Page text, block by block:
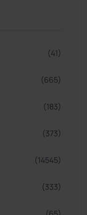
(41)
(665)
(183)
(373)
(14545)
(333)